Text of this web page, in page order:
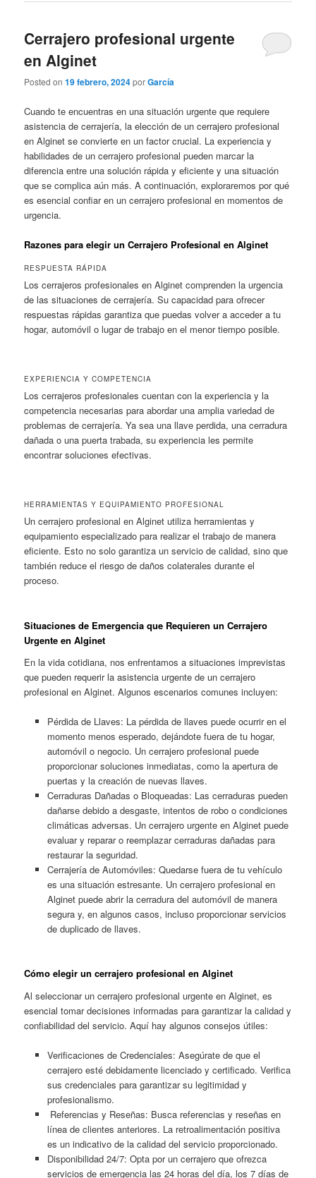
Cerrajero profesional urgente
en Alginet
Posted on19 febrero, 2024porGarcía
Cuando te encuentras en una situación urgente que requiere
asistencia de cerrajería, la elección de un cerrajero profesional
en Alginet se convierte en un factor crucial. La experiencia y
habilidades de un cerrajero profesional pueden marcar la
diferencia entre una solución rápida y eficiente y una situación
que se complica aún más. A continuación, exploraremos por qué
es esencial confiar en un cerrajero profesional en momentos de
urgencia.
Razones para elegir un Cerrajero Profesional en Alginet
RESPUESTA RÁPIDA
Los cerrajeros profesionales en Alginet comprenden la urgencia
de las situaciones de cerrajería. Su capacidad para ofrecer
respuestas rápidas garantiza que puedas volver a acceder a tu
hogar, automóvil o lugar de trabajo en el menor tiempo posible.
EXPERIENCIA Y COMPETENCIA
Los cerrajeros profesionales cuentan con la experiencia y la
competencia necesarias para abordar una amplia variedad de
problemas de cerrajería. Ya sea una llave perdida, una cerradura
dañada o una puerta trabada, su experiencia les permite
encontrar soluciones efectivas.
HERRAMIENTAS Y EQUIPAMIENTO PROFESIONAL
Un cerrajero profesional en Alginet utiliza herramientas y
equipamiento especializado para realizar el trabajo de manera
eficiente. Esto no solo garantiza un servicio de calidad, sino que
también reduce el riesgo de daños colaterales durante el
proceso.
Situaciones de Emergencia que Requieren un Cerrajero
Urgente en Alginet
En la vida cotidiana, nos enfrentamos a situaciones imprevistas
que pueden requerir la asistencia urgente de un cerrajero
profesional en Alginet. Algunos escenarios comunes incluyen:
Pérdida de Llaves: La pérdida de llaves puede ocurrir en el
momento menos esperado, dejándote fuera de tu hogar,
automóvil o negocio. Un cerrajero profesional puede
proporcionar soluciones inmediatas, como la apertura de
puertas y la creación de nuevas llaves.
Cerraduras Dañadas o Bloqueadas: Las cerraduras pueden
dañarse debido a desgaste, intentos de robo o condiciones
climáticas adversas. Un cerrajero urgente en Alginet puede
evaluar y reparar o reemplazar cerraduras dañadas para
restaurar la seguridad.
Cerrajería de Automóviles: Quedarse fuera de tu vehículo
es una situación estresante. Un cerrajero profesional en
Alginet puede abrir la cerradura del automóvil de manera
segura y, en algunos casos, incluso proporcionar servicios
de duplicado de llaves.
Cómo elegir un cerrajero profesional en Alginet
Al seleccionar un cerrajero profesional urgente en Alginet, es
esencial tomar decisiones informadas para garantizar la calidad y
confiabilidad del servicio. Aquí hay algunos consejos útiles:
Verificaciones de Credenciales: Asegúrate de que el
cerrajero esté debidamente licenciado y certificado. Verifica
sus credenciales para garantizar su legitimidad y
profesionalismo.
Referencias y Reseñas: Busca referencias y reseñas en
línea de clientes anteriores. La retroalimentación positiva
es un indicativo de la calidad del servicio proporcionado.
Disponibilidad 24/7: Opta por un cerrajero que ofrezca
servicios de emergencia las 24 horas del día, los 7 días de